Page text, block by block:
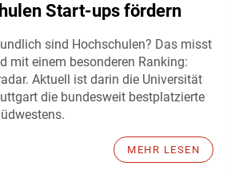
Start-ups fördern
sind Hochschulen? Das misst
mit einem besonderen Ranking:
Aktuell ist darin die Universität
die bundesweit bestplatzierte
MEHR LESEN